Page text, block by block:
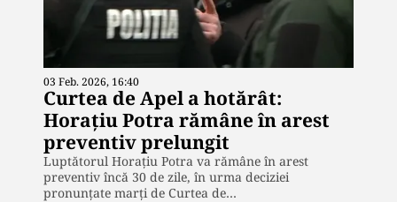
03 Feb. 2026, 16:40
Curtea de Apel a hotărât:
Horațiu Potra rămâne în arest
preventiv prelungit
Luptătorul Horațiu Potra va rămâne în arest
preventiv încă 30 de zile, în urma deciziei
pronunțate marți de Curtea de…